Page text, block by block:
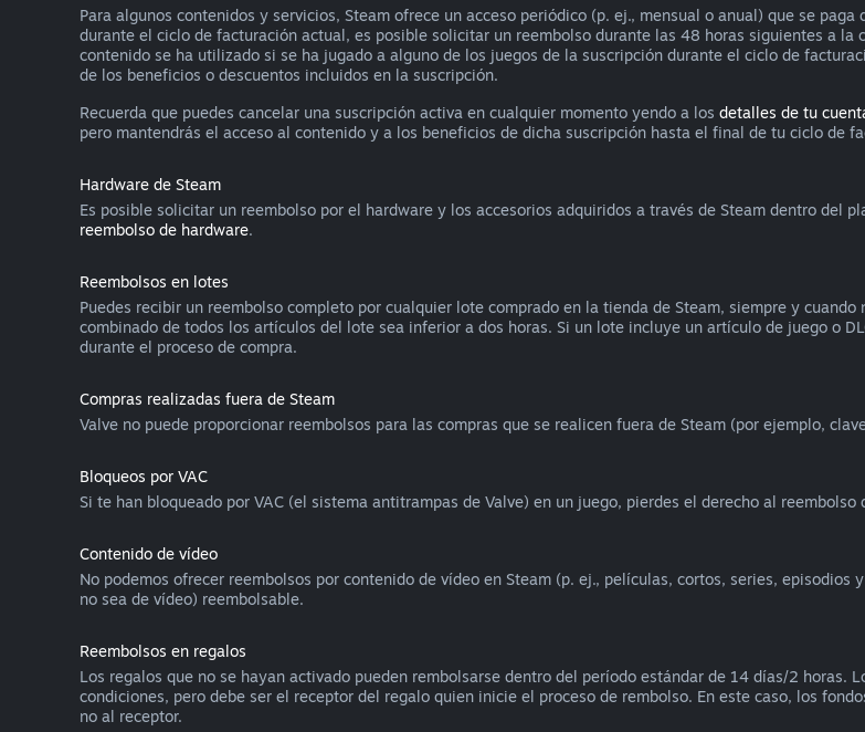
Para algunos contenidos y servicios, Steam ofrece un acceso periódico (p. ej., mensual o anual) que se
durante el ciclo de facturación actual, es posible solicitar un reembolso durante las 48 horas siguientes a
contenido se ha utilizado si se ha jugado a alguno de los juegos de la suscripción durante el ciclo de
de los beneficios o descuentos incluidos en la suscripción.
Recuerda que puedes cancelar una suscripción activa en cualquier momento yendo a los detalles de tu
pero mantendrás el acceso al contenido y a los beneficios de dicha suscripción hasta el final de tu ciclo de
Hardware de Steam
Es posible solicitar un reembolso por el hardware y los accesorios adquiridos a través de Steam dentro del
reembolso de hardware.
Reembolsos en lotes
Puedes recibir un reembolso completo por cualquier lote comprado en la tienda de Steam, siempre y
combinado de todos los artículos del lote sea inferior a dos horas. Si un lote incluye un artículo de juego o
durante el proceso de compra.
Compras realizadas fuera de Steam
Valve no puede proporcionar reembolsos para las compras que se realicen fuera de Steam (por ejemplo,
Bloqueos por VAC
Si te han bloqueado por VAC (el sistema antitrampas de Valve) en un juego, pierdes el derecho al reembolso
Contenido de vídeo
No podemos ofrecer reembolsos por contenido de vídeo en Steam (p. ej., películas, cortos, series,
no sea de vídeo) reembolsable.
Reembolsos en regalos
Los regalos que no se hayan activado pueden rembolsarse dentro del período estándar de 14 días/2 horas.
condiciones, pero debe ser el receptor del regalo quien inicie el proceso de rembolso. En este caso, los
no al receptor.